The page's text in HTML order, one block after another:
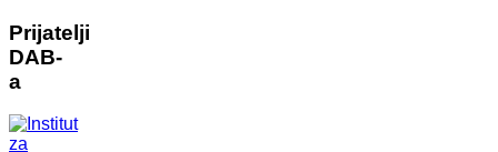
Prijatelji
DAB-
a